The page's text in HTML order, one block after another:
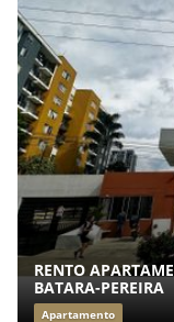
RENTO
BATARA-PEREIRA
Apartamento